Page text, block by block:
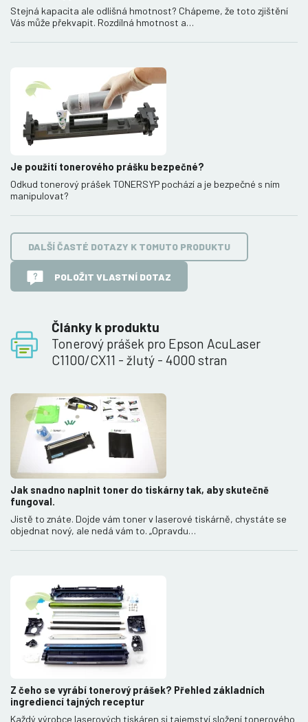
Články k produktu
Tonerový prášek pro Epson AcuLaser
C1100/CX11 - žlutý - 4000 stran
Stejná kapacita ale odlišná hmotnost? Chápeme, že toto zjištění
Vás může překvapit. Rozdílná hmotnost a…
Je použití tonerového prášku bezpečné?
Odkud tonerový prášek TONERSYP pochází a je bezpečné s ním
manipulovat?
DALŠÍ ČASTÉ DOTAZY K TOMUTO PRODUKTU
POLOŽIT VLASTNÍ DOTAZ
Jak snadno naplnit toner do tiskárny tak, aby skutečně
fungoval.
Jistě to znáte. Dojde vám toner v laserové tiskárně, chystáte se
objednat nový, ale nedá vám to. „Opravdu…
Z čeho se vyrábí tonerový prášek? Přehled základních
ingrediencí tajných receptur
Každý výrobce laserových tiskáren si tajemství složení tonerového